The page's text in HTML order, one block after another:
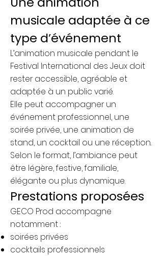
musicale adaptée à ce
type d’événement
L’animation musicale pendant le
Festival International des Jeux doit
rester accessible, agréable et
adaptée à un public varié.
Elle peut accompagner un
événement professionnel, une
soirée privée, une animation de
stand, un cocktail ou une réception.
Selon le format, l’ambiance peut
être légère, festive, familiale,
élégante ou plus dynamique.
Prestations proposées
GECO Prod accompagne
notamment :
soirées privées
cocktails professionnels